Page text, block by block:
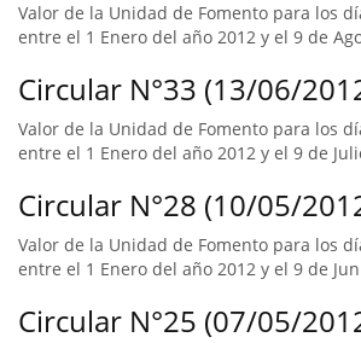
Valor de la Unidad de Fomento para los
entre el 1 Enero del año 2012 y el 9 de
Circular N°33 (13/06/
Valor de la Unidad de Fomento para los
entre el 1 Enero del año 2012 y el 9 de
Circular N°28 (10/05/
Valor de la Unidad de Fomento para los
entre el 1 Enero del año 2012 y el 9 de
Circular N°25 (07/05/